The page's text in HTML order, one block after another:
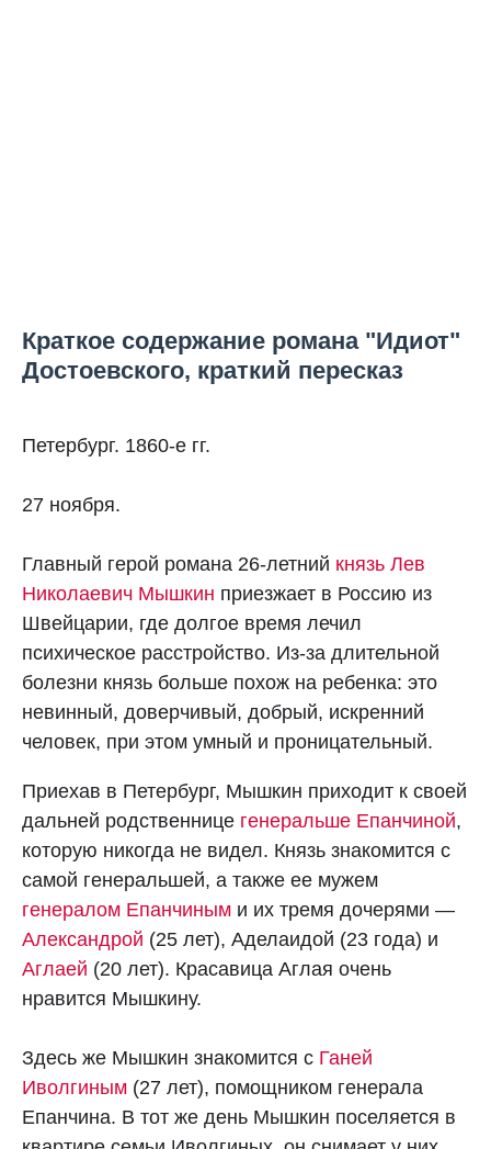
Краткое содержание романа "Идиот"
Достоевского, краткий пересказ
Петербург. 1860-е гг.
27 ноября.
Главный герой романа 26-летний князь Лев
Николаевич Мышкин приезжает в Россию из
Швейцарии, где долгое время лечил
психическое расстройство. Из-за длительной
болезни князь больше похож на ребенка: это
невинный, доверчивый, добрый, искренний
человек, при этом умный и проницательный.
Приехав в Петербург, Мышкин приходит к своей
дальней родственнице генеральше Епанчиной,
которую никогда не видел. Князь знакомится с
самой генеральшей, а также ее мужем
генералом Епанчиным и их тремя дочерями —
Александрой (25 лет), Аделаидой (23 года) и
Аглаей (20 лет). Красавица Аглая очень
нравится Мышкину.
Здесь же Мышкин знакомится с Ганей
Иволгиным (27 лет), помощником генерала
Епанчина. В тот же день Мышкин поселяется в